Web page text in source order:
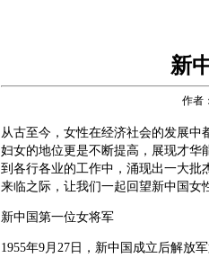
新
作者
从古至今，女性在经济社会的发展中
妇女的地位更是不断提高，展现才华
到各行各业的工作中，涌现出一大批
来临之际，让我们一起回望新中国女
新中国第一位女将军
1955年9月27日，新中国成立后解放